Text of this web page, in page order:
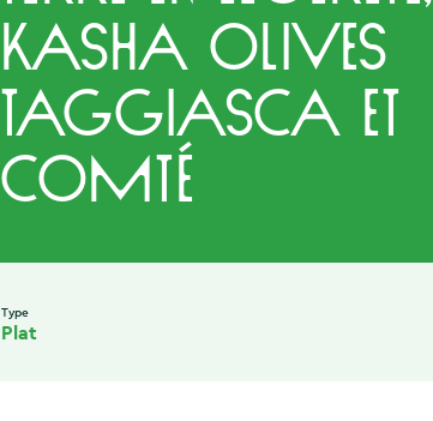
Kasha olives
Taggiasca et
Comté
Type
Plat